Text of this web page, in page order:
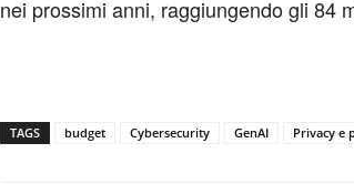
nei prossimi anni, raggiungendo gli 84
TAGS budget Cybersecurity GenAI Privacy e